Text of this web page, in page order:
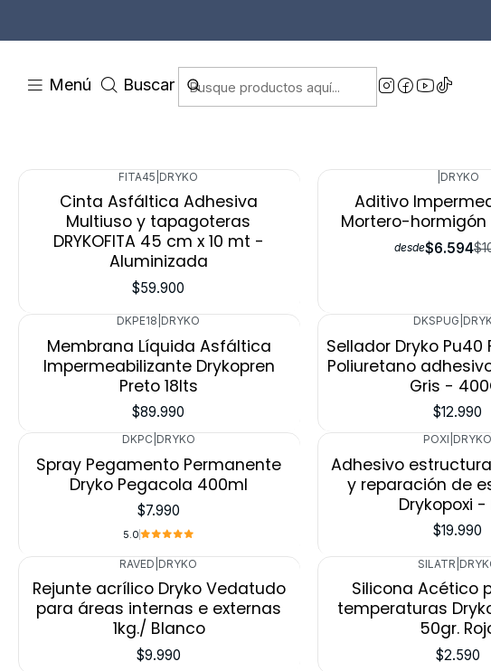
Menú Buscar
FITA45 DRYKO
Cinta Asfáltica Adhesiva
Multiuso y tapagoteras
DRYKOFITA 45 cm x 10 mt -
Aluminizada
$59.900
DRYKO
Aditivo
Mortero-hormigón
desde$6.594
DKPE18 DRYKO
Membrana Líquida Asfáltica
Impermeabilizante Drykopren
Preto 18lts
$89.990
DKSPUG
Sellador Dryko Pu40
Poliuretano
Gris -
$12.990
DKPC DRYKO
Spray Pegamento Permanente
Dryko Pegacola 400ml
$7.990
5.0
POXI DRYKO
Adhesivo
y reparación de
Drykopoxi -
$19.990
RAVED DRYKO
Rejunte acrílico Dryko Vedatudo
para áreas internas e externas
1kg./ Blanco
$9.990
SILATR
Silicona Acético
temperaturas
50gr.
$2.590